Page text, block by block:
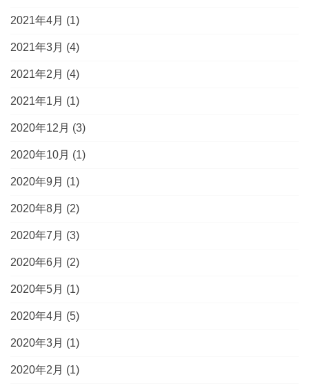
2021年4月 (1)
2021年3月 (4)
2021年2月 (4)
2021年1月 (1)
2020年12月 (3)
2020年10月 (1)
2020年9月 (1)
2020年8月 (2)
2020年7月 (3)
2020年6月 (2)
2020年5月 (1)
2020年4月 (5)
2020年3月 (1)
2020年2月 (1)